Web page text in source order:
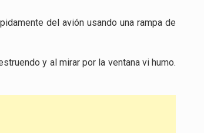
del avión usando una rampa de
y al mirar por la ventana vi humo.